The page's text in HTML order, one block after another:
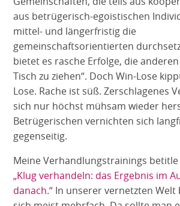
aus betrügerisch-egoistischen
mittel- und längerfristig die
gemeinschaftsorientierten
bietet es rasche Erfolge, die
Tisch zu ziehen“. Doch Win-Lose
Lose. Rache ist süß. Zerschlagenes
sich nur höchst mühsam wieder
Betrügerischen vernichten sich
gegenseitig.
Meine Verhandlungstrainings
„Klug verhandeln: das Ergebnis im
danach.“ In unserer vernetzten Welt